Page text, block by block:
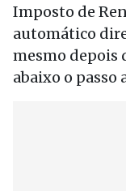
Imposto de
automático
mesmo depois
abaixo o passo